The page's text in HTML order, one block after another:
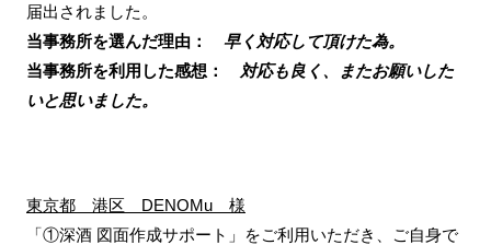
届出されました。
当事務所を選んだ理由：
早く対応して頂けた為。
当事務所を利用した感想：
対応も良く、またお願いした
いと思いました。
東京都 港区 DENOMu 様
「①深酒 図面作成サポート」をご利用いただき、ご自身で